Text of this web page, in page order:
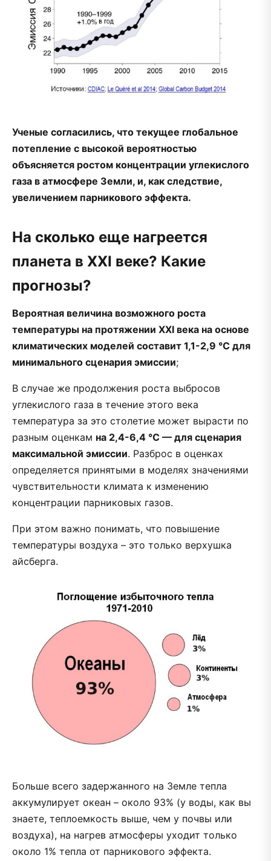
Ученые согласились, что текущее глобальное
потепление с высокой вероятностью
объясняется ростом концентрации углекислого
газа в атмосфере Земли, и, как следствие,
увеличением парникового эффекта.
На сколько еще нагреется
планета в XXI веке? Какие
прогнозы?
Вероятная величина возможного роста
температуры на протяжении XXI века на основе
климатических моделей составит 1,1-2,9 °C для
минимального сценария эмиссии;
В случае же продолжения роста выбросов
углекислого газа в течение этого века
температура за это столетие может вырасти по
разным оценкам на 2,4-6,4 °C — для сценария
максимальной эмиссии. Разброс в оценках
определяется принятыми в моделях значениями
чувствительности климата к изменению
концентрации парниковых газов.
При этом важно понимать, что повышение
температуры воздуха – это только верхушка
айсберга.
Больше всего задержанного на Земле тепла
аккумулирует океан – около 93% (у воды, как вы
знаете, теплоемкость выше, чем у почвы или
воздуха), на нагрев атмосферы уходит только
около 1% тепла от парникового эффекта.